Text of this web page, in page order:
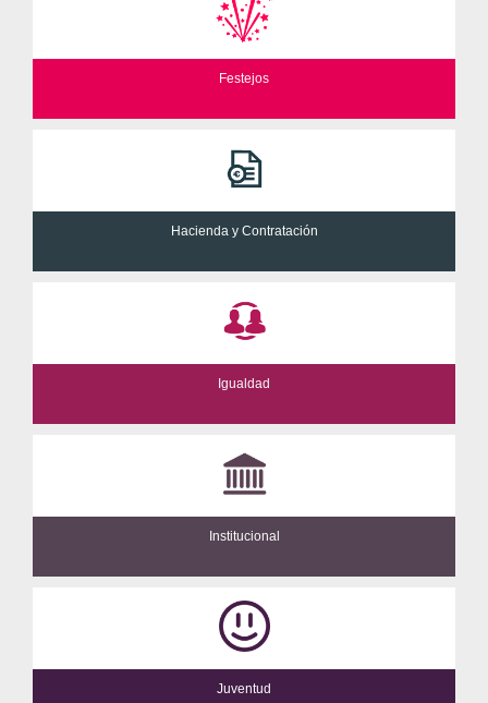
Festejos
Hacienda y Contratación
Igualdad
Institucional
Juventud